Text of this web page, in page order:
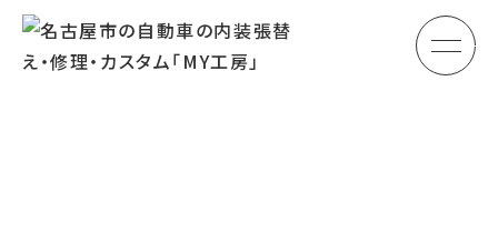
メ